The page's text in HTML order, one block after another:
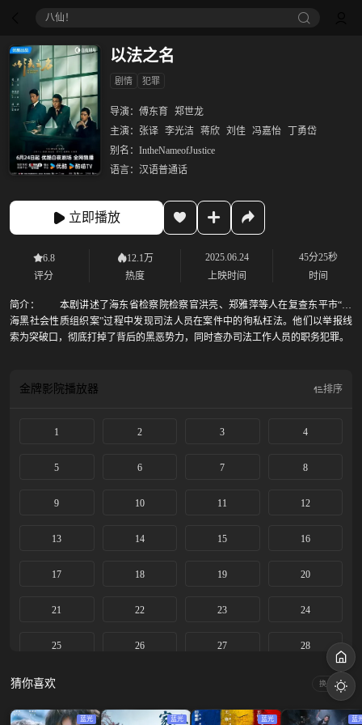
八仙！
以法之名
剧情 犯罪
导演： 傅东育
郑世龙
主演： 张译 李光洁 蒋欣 刘佳 冯嘉怡
丁勇岱
别名： IntheNameofJustice
语言： 汉语普通话
立即播放
6.8
评分
12.1万
热度
2025.06.24
上映时间
45分25秒
时间
简介：
本剧讲述了海东省检察院检察官洪亮、郑雅萍等人在复查东平市“万
海黑社会性质组织案”过程中发现司法人员在案件中的徇私枉法。他们以举报线
索为突破口，彻底打掉了背后的黑恶势力，同时查办司法工作人员的职务犯罪。
金牌影院播放器 排序
1 2 3 4
5 6 7 8
9 10 11 12
13 14 15 16
17 18 19 20
21 22 23 24
25 26 27 28
29
33 35 36
猜你喜欢 换一换
蓝光 蓝光 蓝光 蓝